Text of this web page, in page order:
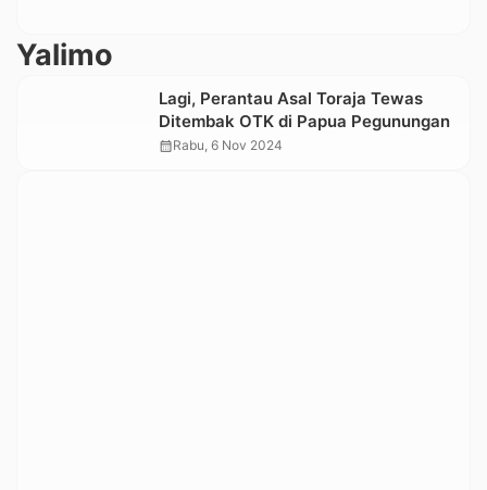
Yalimo
Lagi, Perantau Asal Toraja Tewas
Ditembak OTK di Papua Pegunungan
calendar_monthRabu, 6 Nov 2024